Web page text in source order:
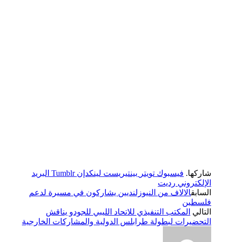
شاركها. فيسبوك تويتر بينتيريست لينكدإن Tumblr البريد
الإلكتروني رديت
السابقالالاف من النيوزلنديين يشاركون في مسيرة لدعم
فلسطين
التالي المكتب التنفيذي للاتحاد الليبي للجودو يناقش
التحضيرات لبطولة طرابلس الدولية والمشاركات الخارجية